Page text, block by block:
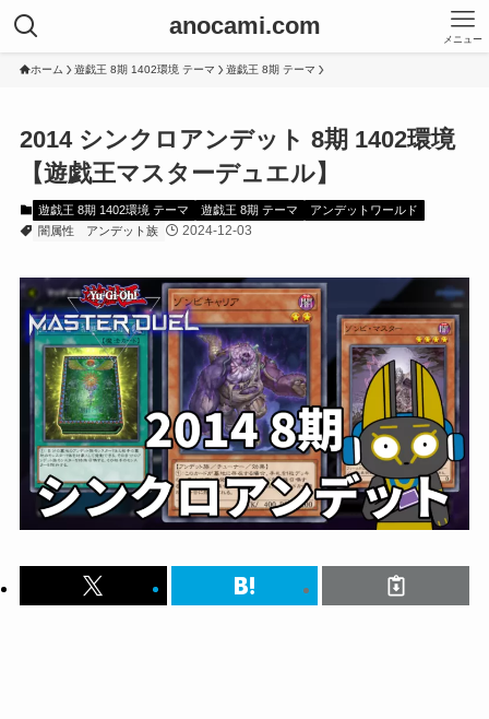
anocami.com メニュー
ホーム 遊戯王 8期 1402環境 テーマ 遊戯王 8期 テーマ
2014 シンクロアンデット 8期 1402環境
【遊戯王マスターデュエル】
遊戯王 8期 1402環境 テーマ 遊戯王 8期 テーマ
アンデットワールド
闇属性
アンデット族 2024-12-03